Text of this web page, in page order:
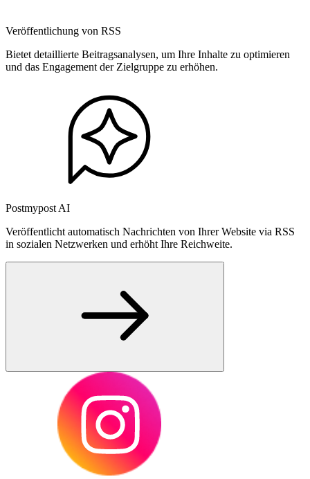
Veröffentlichung von RSS
Bietet detaillierte Beitragsanalysen, um Ihre Inhalte zu optimieren
und das Engagement der Zielgruppe zu erhöhen.
Postmypost AI
Veröffentlicht automatisch Nachrichten von Ihrer Website via RSS
in sozialen Netzwerken und erhöht Ihre Reichweite.